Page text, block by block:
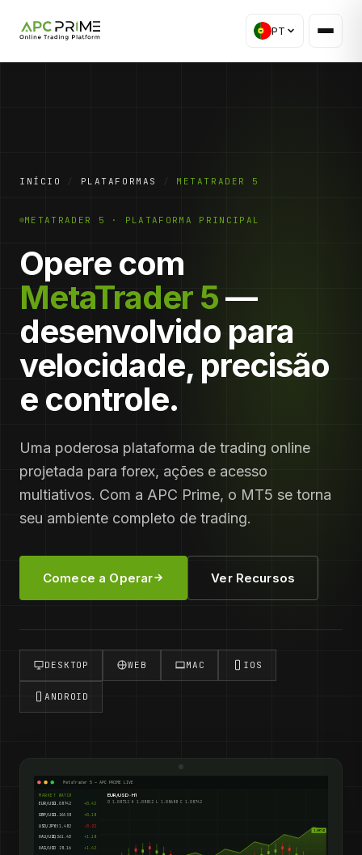
PT
INÍCIO PLATAFORMAS METATRADER 5
METATRADER 5 · PLATAFORMA PRINCIPAL
Opere com
MetaTrader 5—
desenvolvido para
velocidade, precisão
e controle.
Uma poderosa plataforma de trading online
projetada para forex, ações e acesso
multiativos. Com a APC Prime, o MT5 se torna
seu ambiente completo de trading.
Comece a Operar Ver Recursos
DESKTOP WEB MAC IOS
ANDROID
MetaTrader 5 — APC PRIME LIVE
MARKET WATCH
EUR/USD1.08742 +0.42
GBP/USD1.26538 +0.18
USD/JPY151.482 -0.22
XAU/USD2,361.40 +1.18
XAG/USD 28.16 +1.42
EUR/USD · H1
O 1.08712 H 1.08812 L 1.08688 C 1.08742
1.08742